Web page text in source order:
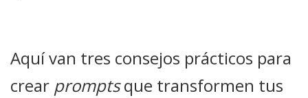
Aquí van tres consejos prácticos para
crear promptsque transformen tus